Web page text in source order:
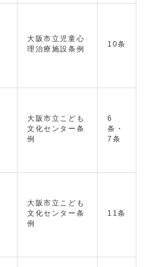
大阪市立児童心
理治療施設条例
10条
大阪市立こども
文化センター条
例
6
条・
7条
大阪市立こども
文化センター条
例
11条